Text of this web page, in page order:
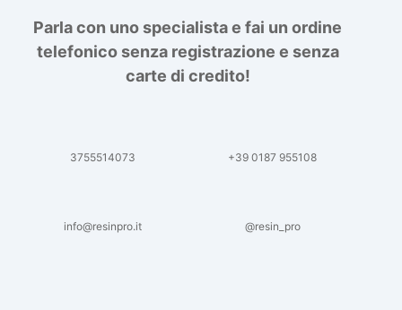
Parla con uno specialista e fai un ordine
telefonico senza registrazione e senza
carte di credito!
3755514073 +39 0187 955108
info@resinpro.it @resin_pro